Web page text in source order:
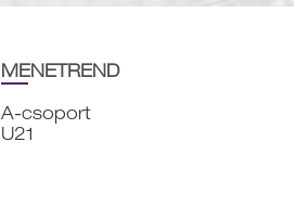
MENETREND
A-csoport
U21